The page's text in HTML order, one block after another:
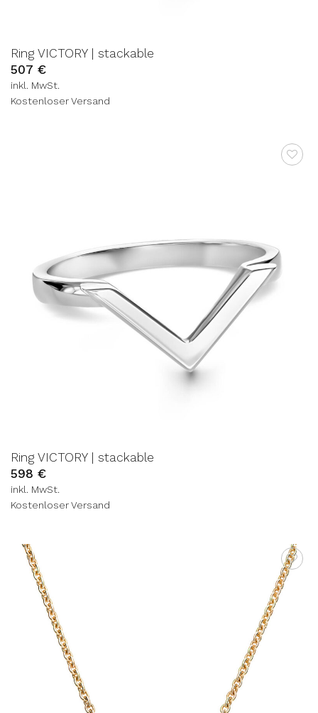
Ring VICTORY | stackable
507 €
inkl. MwSt.
Kostenloser Versand
Ring VICTORY | stackable
598 €
inkl. MwSt.
Kostenloser Versand
WUNSCHLISTE